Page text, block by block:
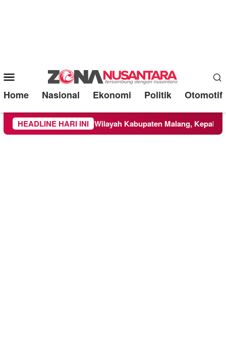
Mobile
Menu
Home Nasional Ekonomi Politik Otomotif
HEADLINE HARI INI
di TNBTS Meluas ke Wilayah Kabupaten Malang, Kepala